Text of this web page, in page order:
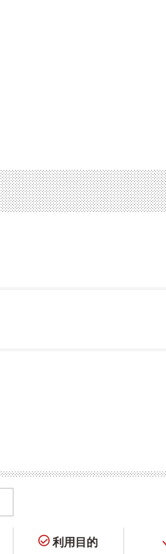
利用目的